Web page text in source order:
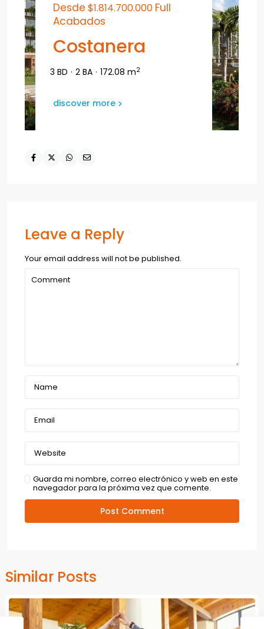
Desde $1.814.700.000 Full
Acabados
Costanera
3 BD · 2 BA · 172.08 m2
discover more
Leave a Reply
Your email address will not be published.
Guarda mi nombre, correo electrónico y web en este
navegador para la próxima vez que comente.
Similar Posts